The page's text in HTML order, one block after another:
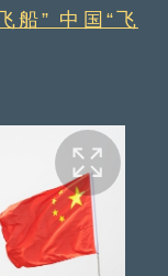
船” 中国“飞